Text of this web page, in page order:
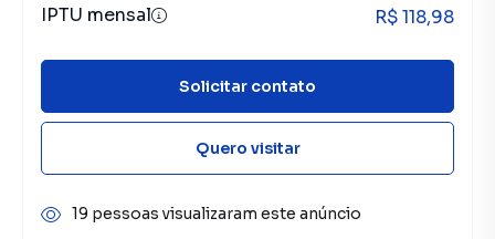
IPTU mensal
R$ 118,98
Solicitar contato
Quero visitar
19 pessoas visualizaram este anúncio